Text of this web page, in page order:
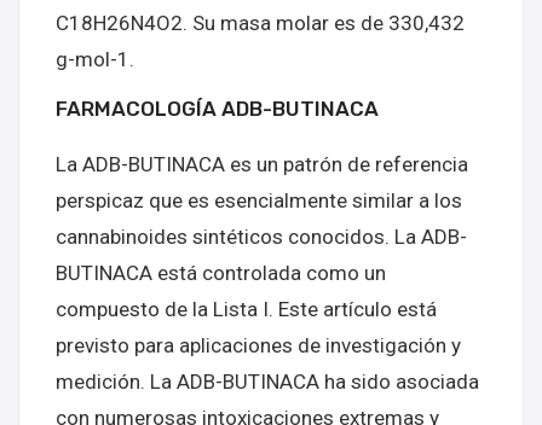
C18H26N4O2. Su masa molar es de 330,432
g-mol-1.
FARMACOLOGÍA ADB-BUTINACA
La ADB-BUTINACA es un patrón de referencia
perspicaz que es esencialmente similar a los
cannabinoides sintéticos conocidos. La ADB-
BUTINACA está controlada como un
compuesto de la Lista I. Este artículo está
previsto para aplicaciones de investigación y
medición. La ADB-BUTINACA ha sido asociada
con numerosas intoxicaciones extremas y